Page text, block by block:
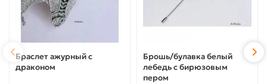
Браслет ажурный с
драконом
Брошь/булавка белый
лебедь с бирюзовым
пером